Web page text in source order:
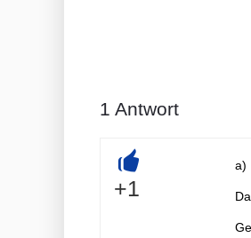
1 Antwort
+
+1
a)